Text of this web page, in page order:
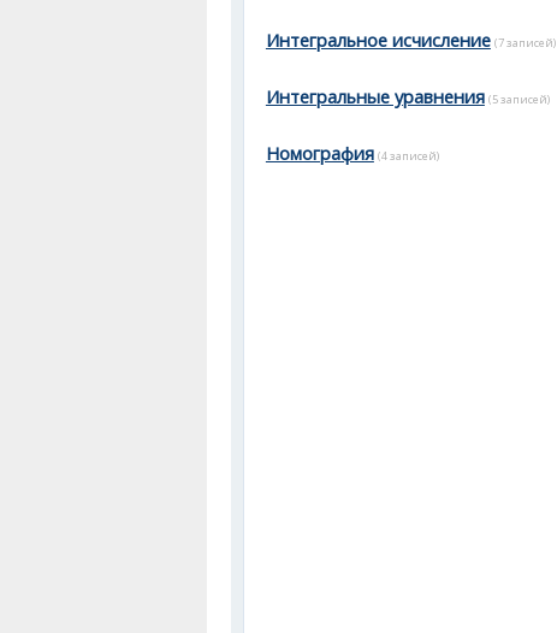
Интегральное исчисление (7 записей)
Интегральные уравнения (5 записей)
Номография (4 записей)